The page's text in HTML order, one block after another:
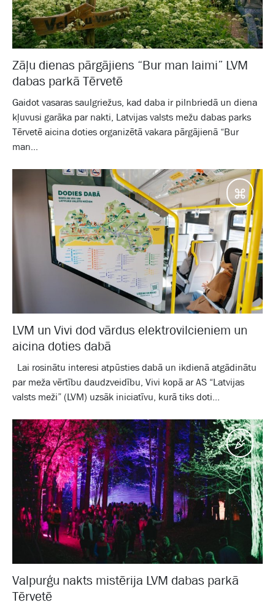
Zāļu dienas pārgājiens “Bur man laimi” LVM
dabas parkā Tērvetē
Gaidot vasaras saulgriežus, kad daba ir pilnbriedā un diena
kļuvusi garāka par nakti, Latvijas valsts mežu dabas parks
Tērvetē aicina doties organizētā vakara pārgājienā “Bur
man...
LVM un Vivi dod vārdus elektrovilcieniem un
aicina doties dabā
Lai rosinātu interesi atpūsties dabā un ikdienā atgādinātu
par meža vērtību daudzveidību, Vivi kopā ar AS “Latvijas
valsts meži” (LVM) uzsāk iniciatīvu, kurā tiks doti...
Valpurģu nakts mistērija LVM dabas parkā
Tērvetē